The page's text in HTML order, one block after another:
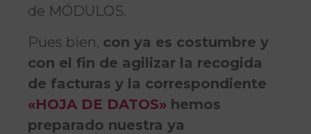
de MÓDULOS.
Pues bien, con ya es costumbre y
con el fin de agilizar la recogida
de facturas y la correspondiente
«HOJA DE DATOS» hemos
preparado nuestra ya